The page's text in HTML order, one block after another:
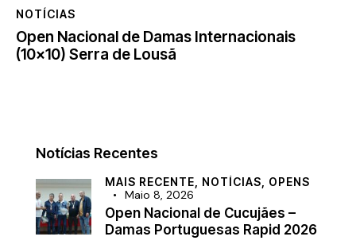
NOTÍCIAS
Open Nacional de Damas Internacionais
(10×10) Serra de Lousã
Notícias Recentes
MAIS RECENTE, NOTÍCIAS, OPENS
Maio 8, 2026
Open Nacional de Cucujães –
Damas Portuguesas Rapid 2026